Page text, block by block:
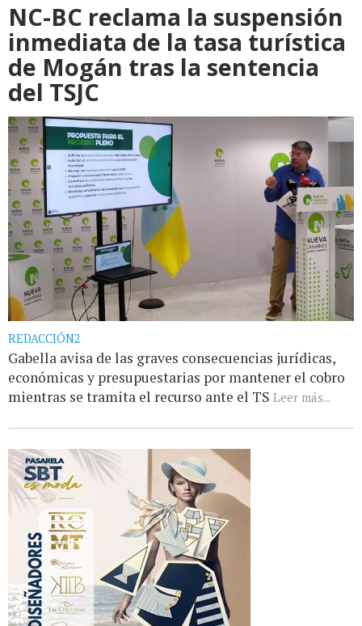
NC-BC reclama la suspensión
inmediata de la tasa turística
de Mogán tras la sentencia
del TSJC
REDACCIÓN2
Gabella avisa de las graves consecuencias jurídicas,
económicas y presupuestarias por mantener el cobro
mientras se tramita el recurso ante el TS Leer más...